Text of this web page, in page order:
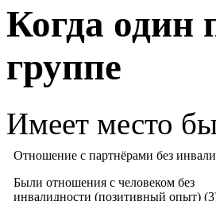
Когда один
группе
Имеет место
Отношение с партнёрами без
Были отношения с человеком без
инвалидности (позитивный опыт)